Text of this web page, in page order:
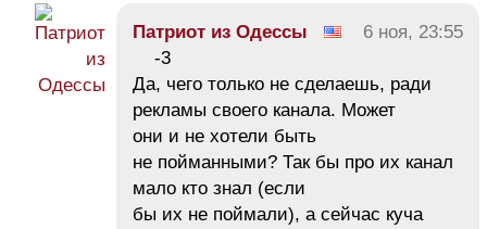
Патриот из Одессы
6 ноя, 23:55
-3
Да, чего только не сделаешь, ради
рекламы своего канала. Может
они и не хотели быть
не пойманными? Так бы про их канал
мало кто знал (если
бы их не поймали), а сейчас куча